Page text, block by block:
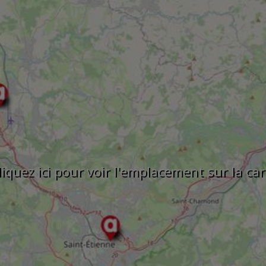
ici pour voir l'emplacement sur la